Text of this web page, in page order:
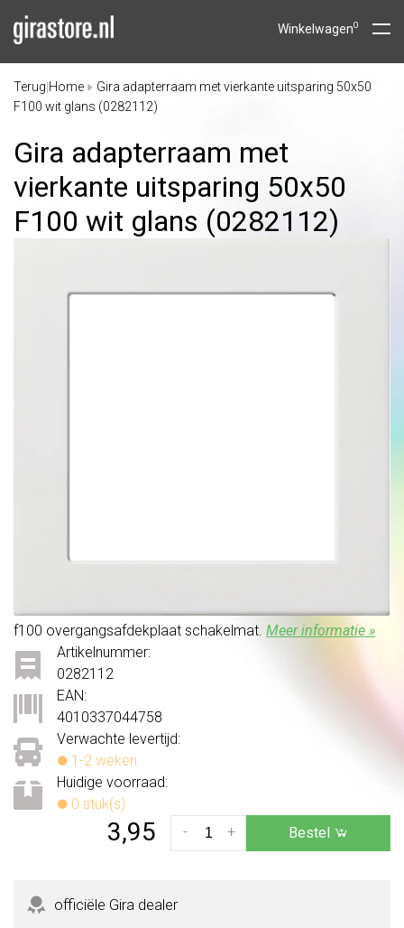
Winkelwagen0
Terug Home
Gira adapterraam met vierkante uitsparing 50x50
F100 wit glans (0282112)
Gira adapterraam met
vierkante uitsparing 50x50
F100 wit glans (0282112)
f100 overgangsafdekplaat schakelmat. Meer informatie »
Verwachte levertijd:
1-2 weken
Huidige voorraad:
0 stuk(s)
Artikelnummer:
0282112
EAN:
4010337044758
3,95 +
- Bestel
officiële Gira dealer